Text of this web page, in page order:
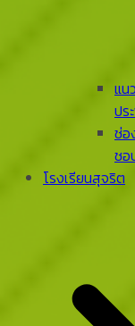
แน
ปร
ช่อ
ชอ
โรงเรียนสุจริต